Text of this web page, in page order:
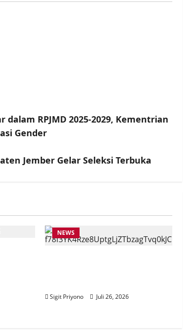
RPJMD 2025-2029, Kementrian
Gender
Jember Gelar Seleksi Terbuka
NEWS
Sigit Priyono Juli 26, 2026